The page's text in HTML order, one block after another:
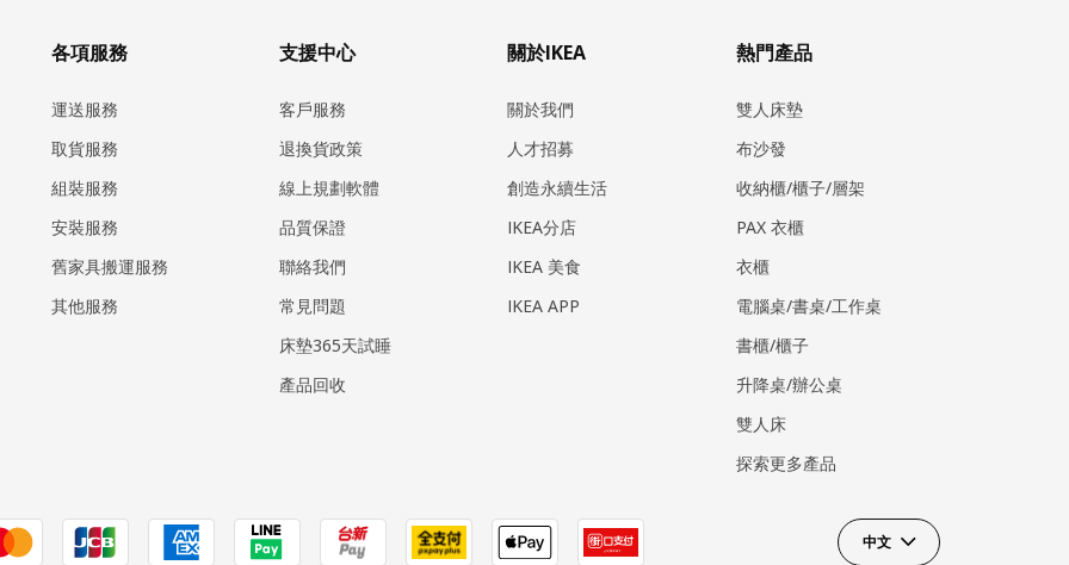
各項服務
運送服務
取貨服務
組裝服務
安裝服務
​舊家具搬運服務
其他服務
支援中心
客戶服務
退換貨政策
線上規劃軟體
品質保證
聯絡我們
常見問題
床墊365天試睡
產品回收
關於IKEA
關於我們
人才招募
創造永續生活
IKEA分店
IKEA 美食
IKEA APP
熱門產品
雙人床墊
布沙發
收納櫃/櫃子/層架
PAX 衣櫃
衣櫃
電腦桌/書桌/工作桌
書櫃/櫃子
升降桌/辦公桌
雙人床
探索更多產品
中文